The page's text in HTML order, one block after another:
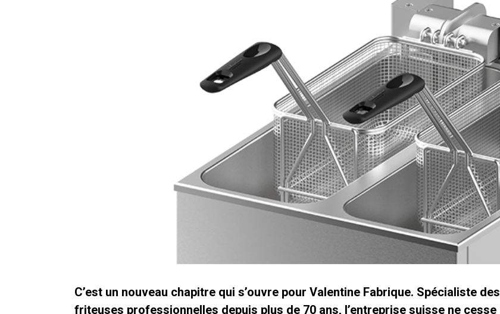
C’est un nouveau chapitre qui s’ouvre pour Valentine Fabrique. Spécialiste des
friteuses professionnelles depuis plus de 70 ans, l’entreprise suisse ne cesse